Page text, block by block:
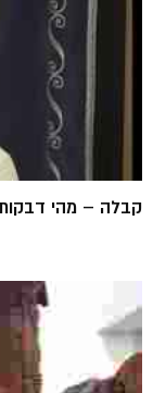
קבלה – מהי דבקות